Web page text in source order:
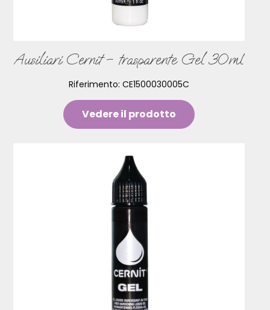
Ausiliari Cernit – trasparente Gel 30ml
Riferimento: CE1500030005C
Vedere il prodotto